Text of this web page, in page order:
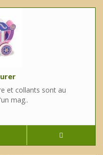
et collants sont au
mag..